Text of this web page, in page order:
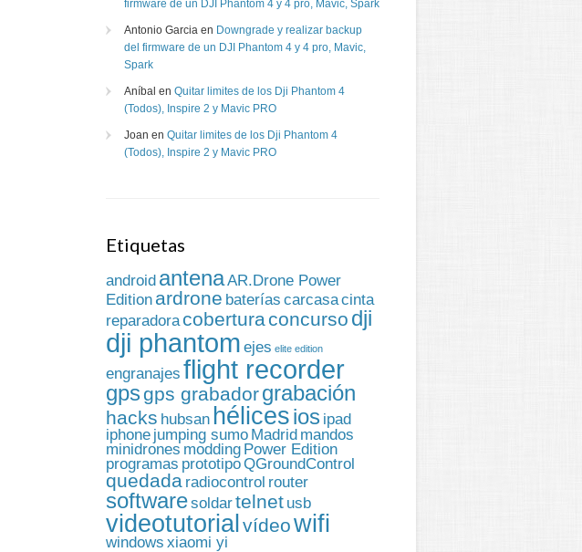
firmware de un DJI Phantom 4 y 4 pro, Mavic, Spark
Antonio Garcia en Downgrade y realizar backup
del firmware de un DJI Phantom 4 y 4 pro, Mavic,
Spark
Aníbal en Quitar limites de los Dji Phantom 4
(Todos), Inspire 2 y Mavic PRO
Joan en Quitar limites de los Dji Phantom 4
(Todos), Inspire 2 y Mavic PRO
Etiquetas
android antenaAR.Drone Power
Edition ardrone baterías carcasacinta
reparadora coberturaconcurso dji
dji phantom ejes elite edition
engranajes flight recorder
gpsgps grabadorgrabación
hacks hubsan hélicesios ipad
iphone jumping sumo Madrid mandos
minidrones modding Power Edition
programas prototipoQGroundControl
quedada radiocontrol router
softwaresoldartelnet usb
videotutorial vídeowifi
windows xiaomi yi